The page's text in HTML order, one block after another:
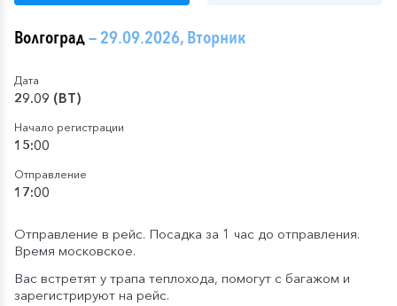
Волгоград— 29.09.2026, Вторник
Дата
29.09 (ВТ)
Начало регистрации
15:00
Отправление
17:00
Отправление в рейс. Посадка за 1 час до отправления.
Время московское.
Вас встретят у трапа теплохода, помогут с багажом и
зарегистрируют на рейс.